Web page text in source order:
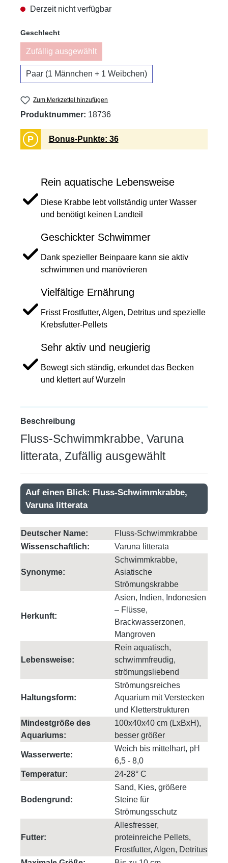
Derzeit nicht verfügbar
Geschlechtauswählen
Zufällig ausgewählt
(Diese Option ist zurzeit nicht verfügbar.)
Paar (1 Männchen + 1 Weibchen)
Zum Merkzettel hinzufügen
Produktnummer: 18736
P Bonus-Punkte: 36
Rein aquatische Lebensweise
Diese Krabbe lebt vollständig unter Wasser
und benötigt keinen Landteil
Geschickter Schwimmer
Dank spezieller Beinpaare kann sie aktiv
schwimmen und manövrieren
Vielfältige Ernährung
Frisst Frostfutter, Algen, Detritus und spezielle
Krebsfutter-Pellets
Sehr aktiv und neugierig
Bewegt sich ständig, erkundet das Becken
und klettert auf Wurzeln
Beschreibung
Fluss-Schwimmkrabbe, Varuna
litterata, Zufällig ausgewählt
Auf einen Blick: Fluss-Schwimmkrabbe,
Varuna litterata
Deutscher Name:
Fluss-Schwimmkrabbe
Wissenschaftlich:
Varuna litterata
Synonyme:
Schwimmkrabbe,
Asiatische
Strömungskrabbe
Herkunft:
Asien, Indien, Indonesien
– Flüsse,
Brackwasserzonen,
Mangroven
Lebensweise:
Rein aquatisch,
schwimmfreudig,
strömungsliebend
Haltungsform:
Strömungsreiches
Aquarium mit Verstecken
und Kletterstrukturen
Mindestgröße des
Aquariums:
100x40x40 cm (LxBxH),
besser größer
Wasserwerte:
Weich bis mittelhart, pH
6,5 - 8,0
Temperatur:
24-28° C
Bodengrund:
Sand, Kies, größere
Steine für
Strömungsschutz
Futter:
Allesfresser,
proteinreiche Pellets,
Frostfutter, Algen, Detritus